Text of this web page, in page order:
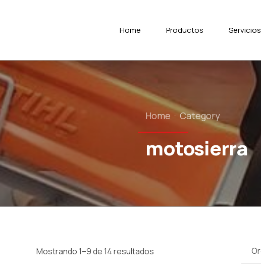
Home Productos Servicios
Home Category
motosierra
Mostrando 1–9 de 14 resultados